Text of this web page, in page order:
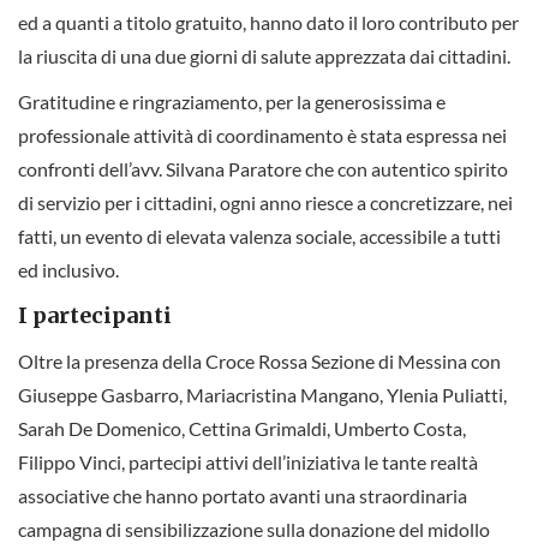
ed a quanti a titolo gratuito, hanno dato il loro contributo per
la riuscita di una due giorni di salute apprezzata dai cittadini.
Gratitudine e ringraziamento, per la generosissima e
professionale attività di coordinamento è stata espressa nei
confronti dell’avv. Silvana Paratore che con autentico spirito
di servizio per i cittadini, ogni anno riesce a concretizzare, nei
fatti, un evento di elevata valenza sociale, accessibile a tutti
ed inclusivo.
I partecipanti
Oltre la presenza della Croce Rossa Sezione di Messina con
Giuseppe Gasbarro, Mariacristina Mangano, Ylenia Puliatti,
Sarah De Domenico, Cettina Grimaldi, Umberto Costa,
Filippo Vinci, partecipi attivi dell’iniziativa le tante realtà
associative che hanno portato avanti una straordinaria
campagna di sensibilizzazione sulla donazione del midollo